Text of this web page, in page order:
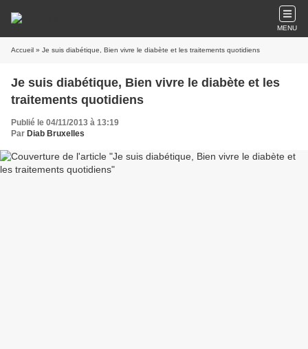
MENU
Accueil » Je suis diabétique, Bien vivre le diabète et les traitements quotidiens
Je suis diabétique, Bien vivre le diabète et les
traitements quotidiens
Publié le 04/11/2013 à 13:19
Par Diab Bruxelles